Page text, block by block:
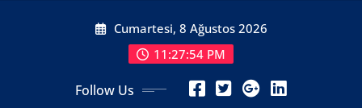
Cumartesi, 8 Ağustos 2026
11:27:56 PM
Follow Us